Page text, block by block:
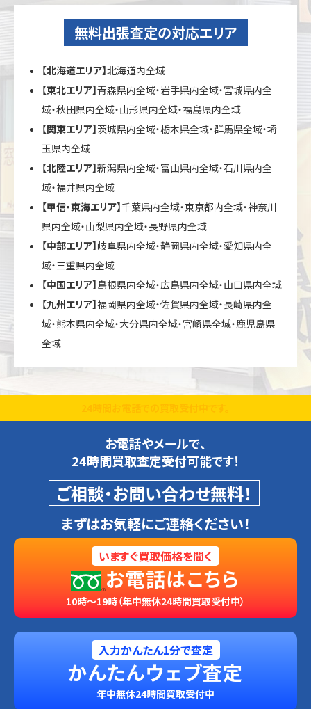
無料出張査定の対応エリア
【北海道エリア】北海道内全域
【東北エリア】青森県内全域・岩手県内全域・宮城県内全
域・秋田県内全域・山形県内全域・福島県内全域
【関東エリア】茨城県内全域・栃木県全域・群馬県全域・埼
玉県内全域
【北陸エリア】新潟県内全域・富山県内全域・石川県内全
域・福井県内全域
【甲信・東海エリア】千葉県内全域・東京都内全域・神奈川
県内全域・山梨県内全域・長野県内全域
【中部エリア】岐阜県内全域・静岡県内全域・愛知県内全
域・三重県内全域
【中国エリア】島根県内全域・広島県内全域・山口県内全域
【九州エリア】福岡県内全域・佐賀県内全域・長崎県内全
域・熊本県内全域・大分県内全域・宮崎県全域・鹿児島県
全域
お電話やメールで、
24時間買取査定受付可能です！
ご相談・お問い合わせ無料！
まずはお気軽にご連絡ください！
いますぐ買取価格を聞く
お電話はこちら
10時～19時（年中無休24時間買取受付中）
入力かんたん1分で査定
かんたんウェブ査定
年中無休24時間買取受付中